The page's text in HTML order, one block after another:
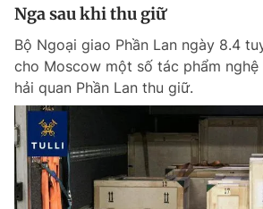
Nga sau khi thu giữ
Bộ Ngoại giao Phần Lan ngày 8.4
cho Moscow một số tác phẩm
hải quan Phần Lan thu giữ.